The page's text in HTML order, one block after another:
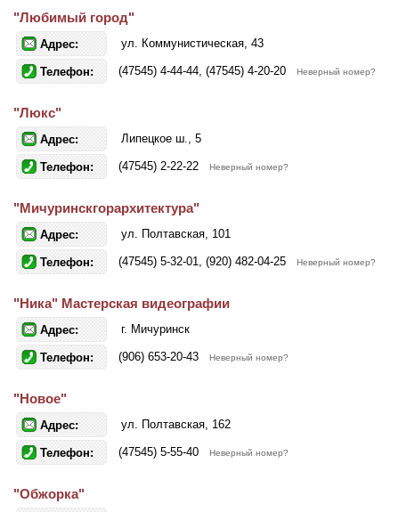
"Любимый город"
Адрес: ул. Коммунистическая, 43
Телефон: (47545) 4-44-44, (47545) 4-20-20 Неверный номер?
"Люкс"
Адрес: Липецкое ш., 5
Телефон: (47545) 2-22-22 Неверный номер?
"Мичуринскгорархитектура"
Адрес: ул. Полтавская, 101
Телефон: (47545) 5-32-01, (920) 482-04-25 Неверный номер?
"Ника" Мастерская видеографии
Адрес: г. Мичуринск
Телефон: (906) 653-20-43 Неверный номер?
"Новое"
Адрес: ул. Полтавская, 162
Телефон: (47545) 5-55-40 Неверный номер?
"Обжорка"